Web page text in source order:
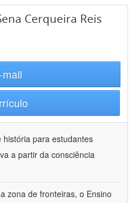
Cerqueira Reis
mail
história para estudantes
a partir da consciência
zona de fronteiras, o Ensino